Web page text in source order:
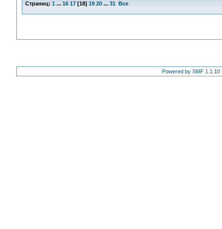
Страниц: 1 ... 16 17[18] 19 20 ... 31 Все
Powered by SMF 1.1.10